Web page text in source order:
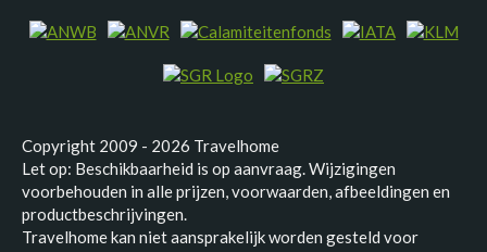
Copyright 2009 - 2026 Travelhome
Let op: Beschikbaarheid is op aanvraag. Wijzigingen
voorbehouden in alle prijzen, voorwaarden, afbeeldingen en
productbeschrijvingen.
Travelhome kan niet aansprakelijk worden gesteld voor